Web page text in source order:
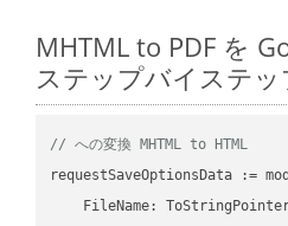
MHTML to PDF を
ステップバイステ
// への変換 MHTML to HTML
requestSaveOptionsData :=
FileName: